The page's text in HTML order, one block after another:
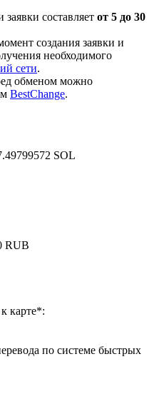
составляет от 5 до 30
создания заявки и
необходимого
сети.
обменом можно
BestChange.
SOL
RUB
карте*:
по системе быстрых